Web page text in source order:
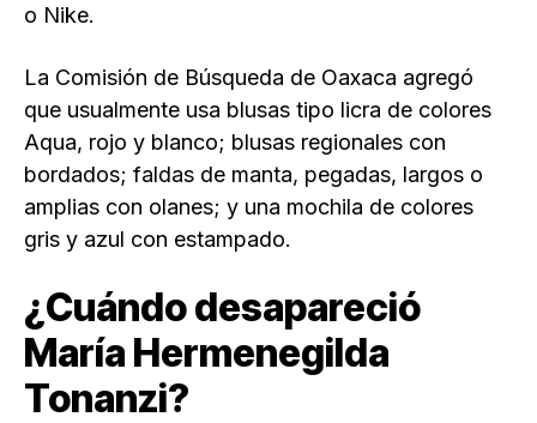
o Nike.
La Comisión de Búsqueda de Oaxaca agregó
que usualmente usa blusas tipo licra de colores
Aqua, rojo y blanco; blusas regionales con
bordados; faldas de manta, pegadas, largos o
amplias con olanes; y una mochila de colores
gris y azul con estampado.
¿Cuándo desapareció
María Hermenegilda
Tonanzi?